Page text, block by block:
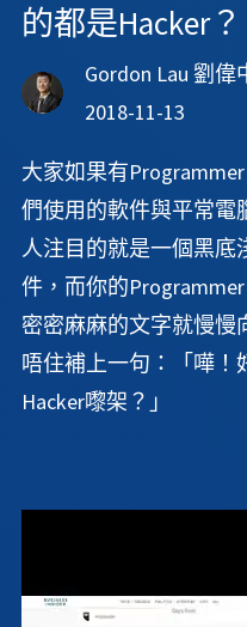
的都是Hacker？
Gordon Lau 劉偉
2018-11-13
大家如果有
們使用的軟件與平常電
人注目的就是一個黑底
件，而你的
密密麻麻的文字就慢慢
唔住補上一句：「嘩！
Hacker嚟架？」